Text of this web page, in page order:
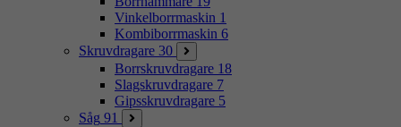
Vinkelborrmaskin 1
Kombiborrmaskin 6
Skruvdragare 30
Borrskruvdragare 18
Slagskruvdragare 7
Gipsskruvdragare 5
Såg 91